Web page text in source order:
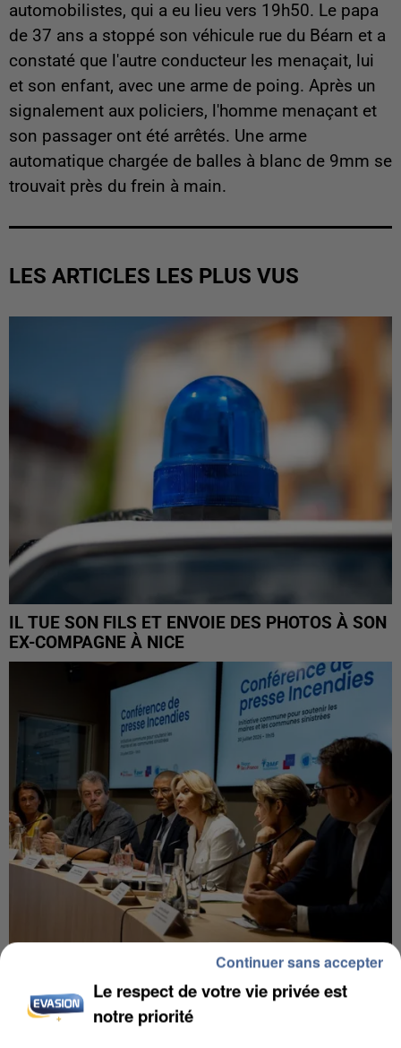
automobilistes, qui a eu lieu vers 19h50. Le papa
de 37 ans a stoppé son véhicule rue du Béarn et a
constaté que l'autre conducteur les menaçait, lui
et son enfant, avec une arme de poing. Après un
signalement aux policiers, l'homme menaçant et
son passager ont été arrêtés. Une arme
automatique chargée de balles à blanc de 9mm se
trouvait près du frein à main.
LES ARTICLES LES PLUS VUS
IL TUE SON FILS ET ENVOIE DES PHOTOS À SON
EX-COMPAGNE À NICE
INCENDIES : L’ÎLE-DE-FRANCE LANCE UN ÉLAN
DE SOLIDARITÉ AVEC LES...
Le respect de votre vie privée est
notre priorité
Continuer sans accepter